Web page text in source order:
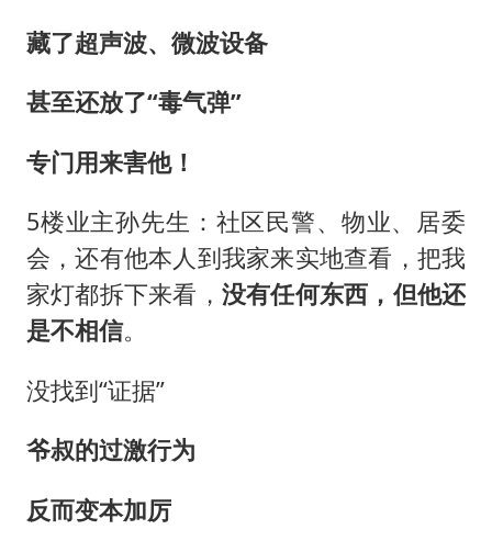
藏了超声波、微波设备
甚至还放了“毒气弹”
专门用来害他！
5楼业主孙先生：社区民警、物业、居委
会，还有他本人到我家来实地查看，把我
家灯都拆下来看， 没有任何东西，但他还
是不相信。
没找到“证据”
爷叔的过激行为
反而变本加厉